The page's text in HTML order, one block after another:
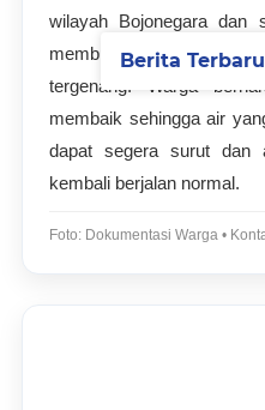
wilayah Bojonegara dan
membuat sejumlah
tergenang. Warga
membaik sehingga air
dapat segera surut dan
kembali berjalan normal.
Foto: Dokumentasi Warga •
Berita Terbaru